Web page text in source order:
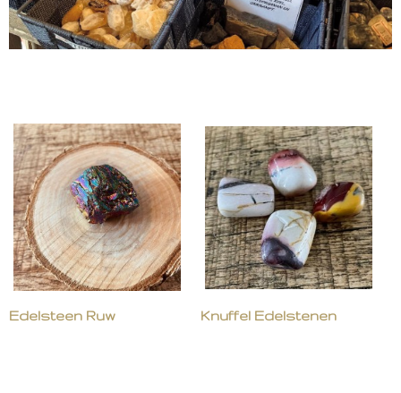
Edelsteen Ruw Knuffel Edelstenen